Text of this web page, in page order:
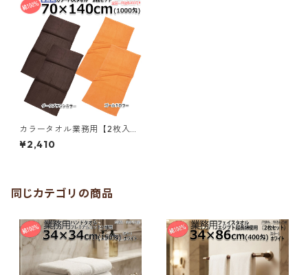
カラータオル業務用【2枚入】
綿100% 70×140cm 1000匁
バスタオル ダークブラウン ゴ
¥2,410
同じカテゴリの商品